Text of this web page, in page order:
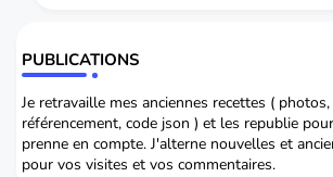
PUBLICATIONS
Je retravaille mes anciennes recettes ( photos,
référencement, code json ) et les republie
prenne en compte. J'alterne nouvelles et
pour vos visites et vos commentaires.